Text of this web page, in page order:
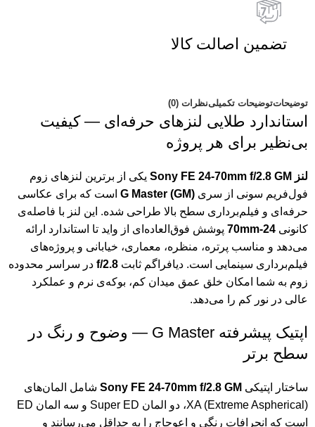
تضمین اصالت کالا
توضیحاتتوضیحات تکمیلینظرات (0)
استاندارد طلایی لنزهای حرفه‌ای — کیفیت
بی‌نظیر برای هر پروژه
لنز Sony FE 24-70mm f/2.8 GM یکی از برترین لنزهای زوم
فول‌فریم سونی از سریG Master (GM) است که برای عکاسی
حرفه‌ای و فیلم‌برداری سطح بالا طراحی شده. این لنز با فاصله‌ی
کانونی24-70mm
پوشش فوق‌العاده‌ای از واید تا استاندارد ارائه
می‌دهد و مناسب پرتره، منظره، معماری، خیابانی و پروژه‌های
فیلم‌برداری سینمایی است. دیافراگم ثابتf/2.8 در سراسر محدوده
زوم به شما امکان خلق عمق میدان کم، بوکه‌ی نرم و عملکرد
عالی در نور کم را می‌دهد.
اپتیک پیشرفته G Master — وضوح و رنگ در
سطح برتر
ساختار اپتیکی Sony FE 24-70mm f/2.8 GM شامل المان‌های
XA (Extreme Aspherical)، دو المان Super ED و سه المان ED
است که انحرافات رنگی و اعوجاج را به حداقل می‌رسانند و